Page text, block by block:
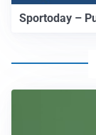
Sportoday –